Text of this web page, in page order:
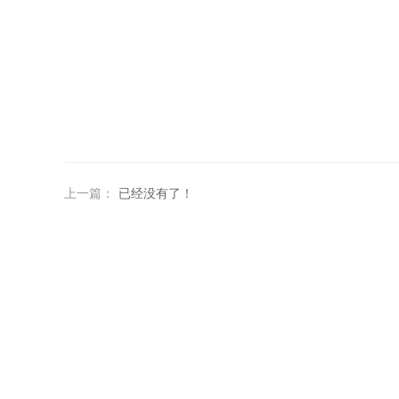
上一篇： 已经没有了！